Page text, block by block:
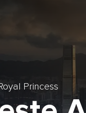
Princess